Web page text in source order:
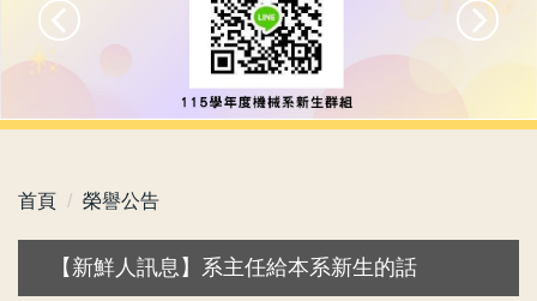
首頁 榮譽公告
【新鮮人訊息】系主任給本系新生的話